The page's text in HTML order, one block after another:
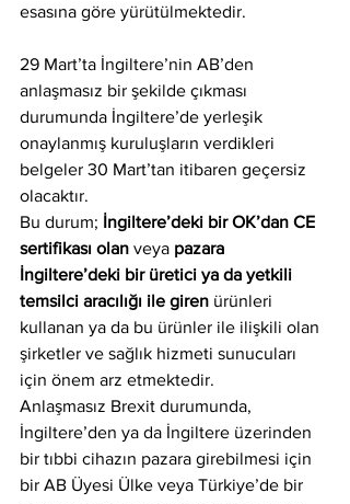
esasına göre yürütülmektedir.
29 Mart’ta İngiltere’nin AB’den
anlaşmasız bir şekilde çıkması
durumunda İngiltere’de yerleşik
onaylanmış kuruluşların verdikleri
belgeler 30 Mart’tan itibaren geçersiz
olacaktır.
Bu durum; İngiltere’deki bir OK’dan CE
sertifikası olan veya pazara
İngiltere’deki bir üretici ya da yetkili
temsilci aracılığı ile giren ürünleri
kullanan ya da bu ürünler ile ilişkili olan
şirketler ve sağlık hizmeti sunucuları
için önem arz etmektedir.
Anlaşmasız Brexit durumunda,
İngiltere’den ya da İngiltere üzerinden
bir tıbbi cihazın pazara girebilmesi için
bir AB Üyesi Ülke veya Türkiye’de bir